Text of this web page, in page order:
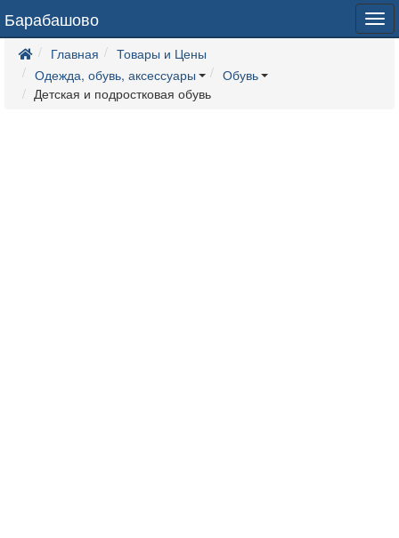
Барабашово
Главная
Товары и Цены
Одежда, обувь, аксессуары
Обувь
Детская и подростковая обувь